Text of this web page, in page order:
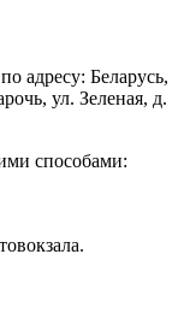
адресу: Беларусь,
ул. Зеленая, д.
способами: